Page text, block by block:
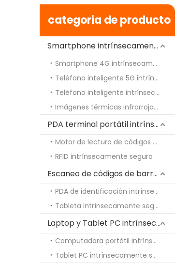
categoria de producto
Smartphone intrínsecamente seguro
Smartphone 4G intrínsecamente seguro
Teléfono inteligente 5G intrínsecamente seguro
Teléfono inteligente intrínsecamente seguro con intercomunicador Walki-Talki
Imágenes térmicas infrarrojas intrínsecamente seguras
PDA terminal portátil intrínsecamente segura
Motor de lectura de códigos de barras 2D intrínsecamente seguro
RFID intrínsecamente seguro
Escaneo de códigos de barras / RFID
PDA de identificación intrínsecamente segura
Tableta intrínsecamente segura con función de identificación
Laptop y Tablet PC intrínsecamente seguras
Computadora portátil intrínsecamente segura
Tablet PC intrínsecamente segura